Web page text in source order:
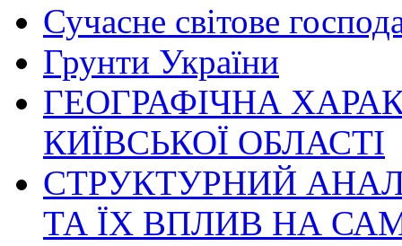
Сучасне світове
Грунти України
ГЕОГРАФІЧНА
КИЇВСЬКОЇ ОБЛАСТІ
СТРУКТУРНИЙ
ТА ЇХ ВПЛИВ НА